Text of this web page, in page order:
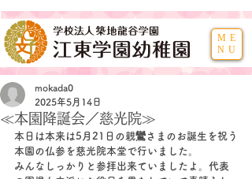
ME
NU
≪本園降誕会／慈光院≫
mokada0
2025年5月14日
本日は本来は5月21日の親鸞さまのお誕生を祝う
本園の仏参を慈光院本堂で行いました。
みんなしっかりと参拝出来ていましたよ。代表